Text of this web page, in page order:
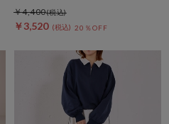
￥3,520 20％OFF
￥4,400